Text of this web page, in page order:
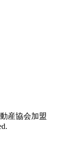
産協会加盟